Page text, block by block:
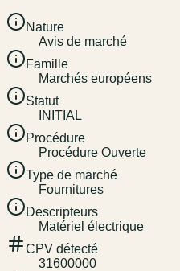
Nature
Avis de marché
Famille
Marchés européens
Statut
INITIAL
Procédure
Procédure Ouverte
Type de marché
Fournitures
Descripteurs
Matériel électrique
CPV détecté
31600000